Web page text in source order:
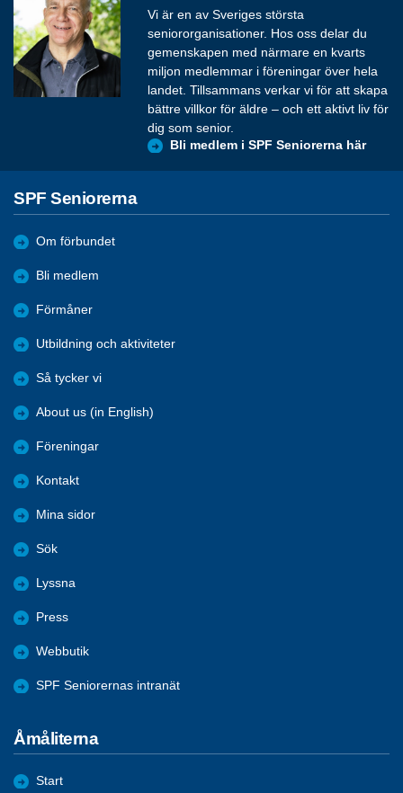
Vi är en av Sveriges största
seniororganisationer. Hos oss delar du
gemenskapen med närmare en kvarts
miljon medlemmar i föreningar över hela
landet. Tillsammans verkar vi för att skapa
bättre villkor för äldre – och ett aktivt liv för
dig som senior.
Bli medlem i SPF Seniorerna här
SPF Seniorerna
Om förbundet
Bli medlem
Förmåner
Utbildning och aktiviteter
Så tycker vi
About us (in English)
Föreningar
Kontakt
Mina sidor
Sök
Lyssna
Press
Webbutik
SPF Seniorernas intranät
Åmåliterna
Start